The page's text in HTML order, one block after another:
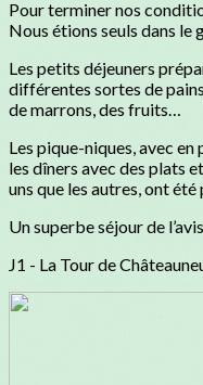
Pour terminer nos
Nous étions seuls dans le
Les petits déjeuners
différentes sortes de
de marrons, des fruits…
Les pique-niques, avec
les dîners avec des plats
uns que les autres, ont
Un superbe séjour de
J1 - La Tour de